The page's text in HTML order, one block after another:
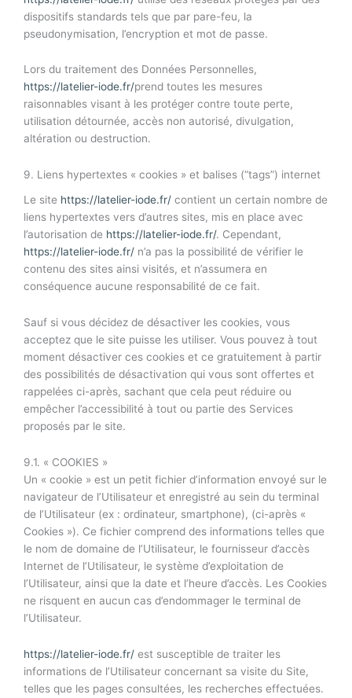
dispositifs standards tels que par pare-feu, la
pseudonymisation, l’encryption et mot de passe.
Lors du traitement des Données Personnelles,
https://latelier-iode.fr/prend toutes les mesures
raisonnables visant à les protéger contre toute perte,
utilisation détournée, accès non autorisé, divulgation,
altération ou destruction.
9. Liens hypertextes « cookies » et balises (“tags”) internet
Le site https://latelier-iode.fr/ contient un certain nombre de
liens hypertextes vers d’autres sites, mis en place avec
l’autorisation de https://latelier-iode.fr/. Cependant,
https://latelier-iode.fr/ n’a pas la possibilité de vérifier le
contenu des sites ainsi visités, et n’assumera en
conséquence aucune responsabilité de ce fait.
Sauf si vous décidez de désactiver les cookies, vous
acceptez que le site puisse les utiliser. Vous pouvez à tout
moment désactiver ces cookies et ce gratuitement à partir
des possibilités de désactivation qui vous sont offertes et
rappelées ci-après, sachant que cela peut réduire ou
empêcher l’accessibilité à tout ou partie des Services
proposés par le site.
9.1. « COOKIES »
Un « cookie » est un petit fichier d’information envoyé sur le
navigateur de l’Utilisateur et enregistré au sein du terminal
de l’Utilisateur (ex : ordinateur, smartphone), (ci-après «
Cookies »). Ce fichier comprend des informations telles que
le nom de domaine de l’Utilisateur, le fournisseur d’accès
Internet de l’Utilisateur, le système d’exploitation de
l’Utilisateur, ainsi que la date et l’heure d’accès. Les Cookies
ne risquent en aucun cas d’endommager le terminal de
l’Utilisateur.
https://latelier-iode.fr/ est susceptible de traiter les
informations de l’Utilisateur concernant sa visite du Site,
telles que les pages consultées, les recherches effectuées.